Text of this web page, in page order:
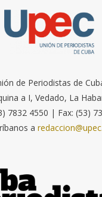
de Periodistas de
a I, Vedado, La
7832 4550 | Fax: (53)
a